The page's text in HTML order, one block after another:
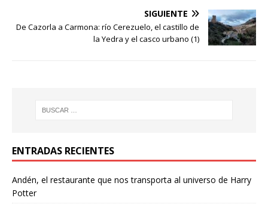
SIGUIENTE
De Cazorla a Carmona: río Cerezuelo, el castillo de
la Yedra y el casco urbano (1)
ENTRADAS RECIENTES
Andén, el restaurante que nos transporta al universo de Harry
Potter